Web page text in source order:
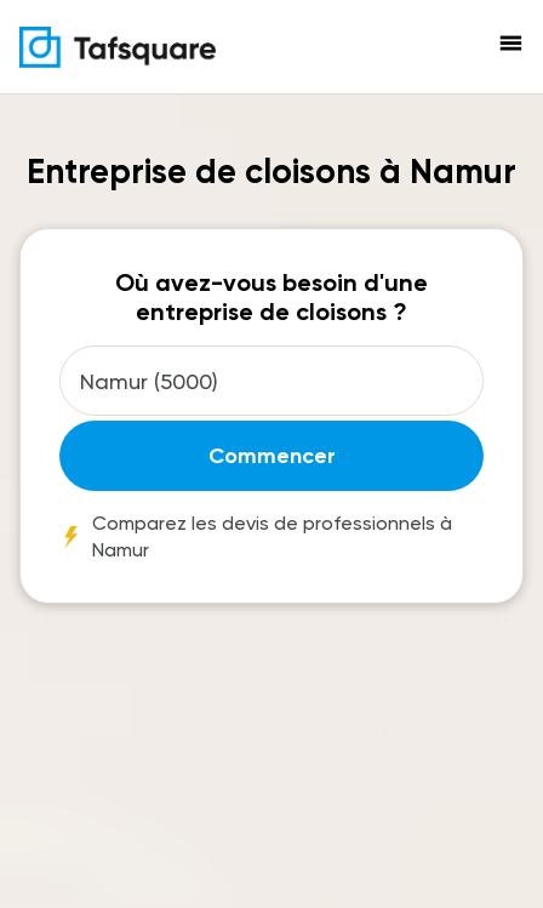
menu
Entreprise de cloisons à Namur
Où avez-vous besoin d'une
entreprise de cloisons ?
Commencer
Comparez les devis de professionnels à
Namur